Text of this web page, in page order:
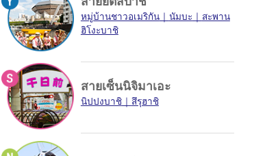
หมู่บ้านชาวอเมริกัน นัมบะ
สะพาน
ฮิโงะบาชิ
สายเซ็นนิจิมาเอะ
นิปปงบาชิ สึรุฮาชิ